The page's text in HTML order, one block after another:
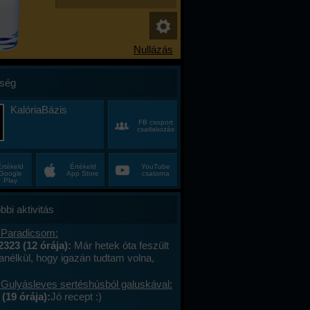
KalóriaBázis
FB csoport
csatlakozás
Play
Értékeld
App Store
YouTube
csatorna
aktivitás
(12 órája): Már hetek óta feszült
hogy igazán tudtam volna,
éveim közepén egyszer csak
minden, ami régen izgalmas
sertéshúsból galuskával:
órája):Jó recept :)